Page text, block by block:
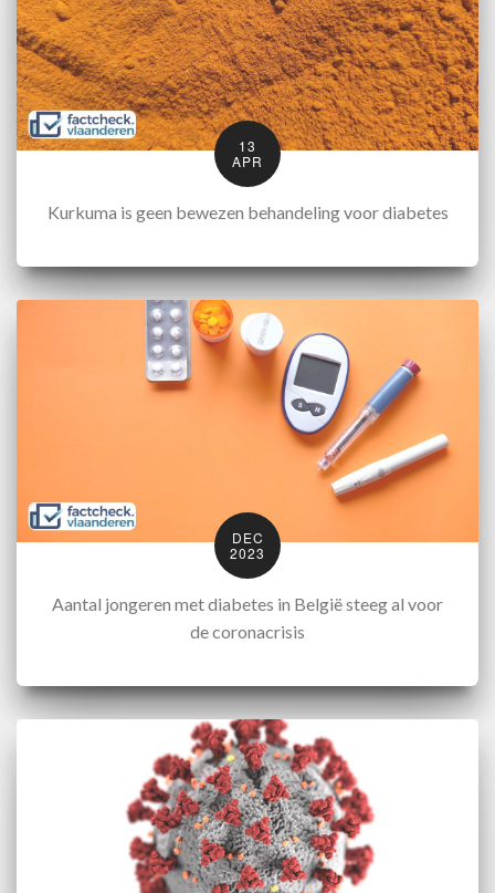
13
APR
Kurkuma is geen bewezen behandeling voor diabetes
DEC
2023
Aantal jongeren met diabetes in België steeg al voor
de coronacrisis